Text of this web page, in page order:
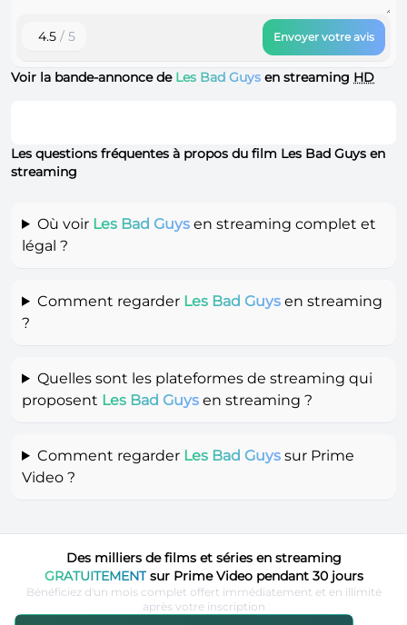
4.5 / 5 Envoyer votre avis
Voir la bande-annonce de Les Bad Guys en streaming HD
Les questions fréquentes à propos du film Les Bad Guys en
streaming
Où voir Les Bad Guysen streaming complet et
légal ?
Comment regarder Les Bad Guysen streaming
?
Quelles sont les plateformes de streaming qui
proposent Les Bad Guys en streaming ?
Comment regarder Les Bad Guyssur Prime
Video ?
Des milliers de films et séries en streaming
GRATUITEMENTsur Prime Video pendant 30 jours
Bénéficiez d'un mois complet offert immédiatement et en illimité
après votre inscription